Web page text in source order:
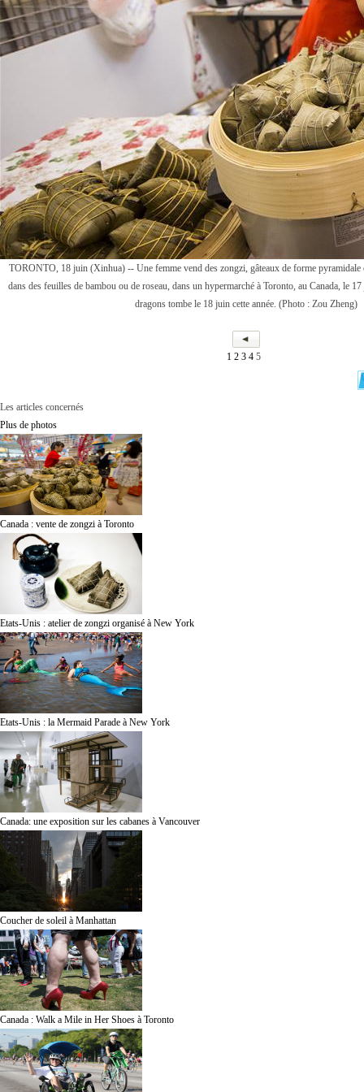
TORONTO, 18 juin (Xinhua) -- Une femme vend des zongzi, gâteaux de forme pyramidale
dans des feuilles de bambou ou de roseau, dans un hypermarché à Toronto, au Canada, le
dragons tombe le 18 juin cette année. (Photo : Zou Zheng)
1 2 3 4 5
Les articles concernés
Plus de photos
Canada : vente de zongzi à Toronto
Etats-Unis : atelier de zongzi organisé à New York
Etats-Unis : la Mermaid Parade à New York
Canada: une exposition sur les cabanes à Vancouver
Coucher de soleil à Manhattan
Canada : Walk a Mile in Her Shoes à Toronto